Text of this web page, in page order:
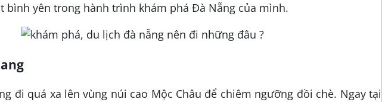
bình yên trong hành trình khám phá Đà Nẵng của mình.
đi quá xa lên vùng núi cao Mộc Châu để chiêm ngưỡng đồi chè. Ngay tại